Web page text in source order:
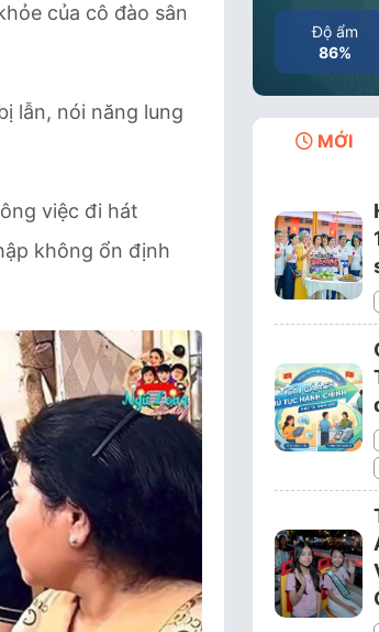
của cô đào sân
lẫn, nói năng lung
việc đi hát
không ổn định
Độ ẩm
86%
MỚI